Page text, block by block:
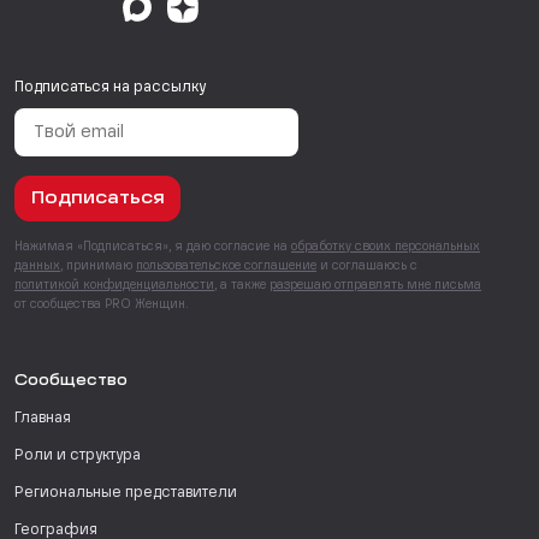
Подписаться на рассылку
Подписаться
Нажимая «Подписаться», я даю согласие на обработку своих персональных
данных , принимаю пользовательское соглашение и соглашаюсь с
политикой конфиденциальности , а также разрешаю отправлять мне письма
от сообщества PRO Женщин.
Сообщество
Главная
Роли и структура
Региональные представители
География